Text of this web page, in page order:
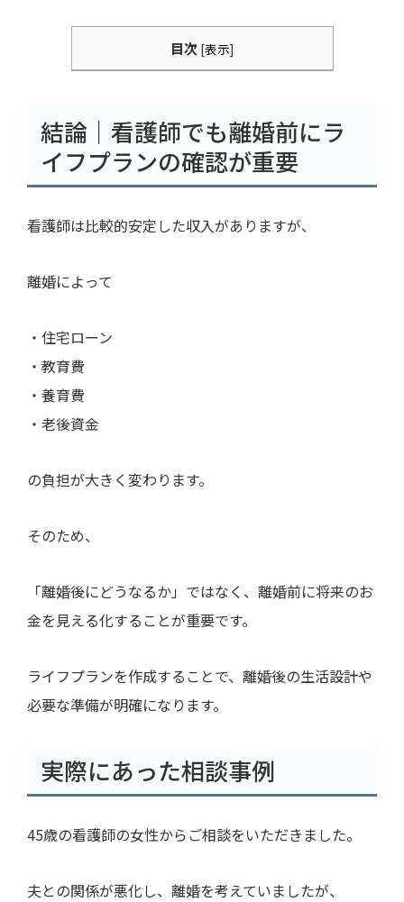
目次 [表示]
結論｜看護師でも離婚前にラ
イフプランの確認が重要
看護師は比較的安定した収入がありますが、
離婚によって
・住宅ローン
・教育費
・養育費
・老後資金
の負担が大きく変わります。
そのため、
「離婚後にどうなるか」ではなく、離婚前に将来のお
金を見える化することが重要です。
ライフプランを作成することで、離婚後の生活設計や
必要な準備が明確になります。
実際にあった相談事例
45歳の看護師の女性からご相談をいただきました。
夫との関係が悪化し、離婚を考えていましたが、